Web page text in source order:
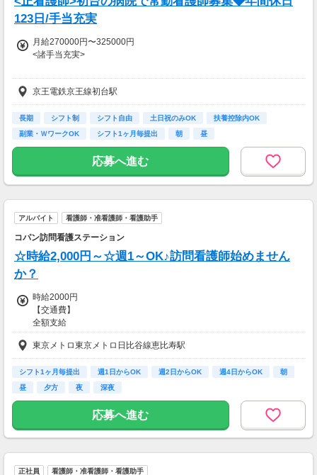
123日/手当充実
月給270000円〜325000円
<諸手当充実>
昇給：年1回
賞与：年2回／実績2.6ヶ月
夜勤手当 12,000円/回
住宅手当 15,000円(賃貸・世帯主に限る)
*夜勤のみを希望される方はご相談下さい。
月給：338,000円
内訳）基本給275,000円（本給137,500円+職務給137,500円）
年収：4,934,800円
＜正看護師・経験10年目の場合＞
月給：363,000円
内訳）基本給300,000円（本給150,000円+職務給150,000円）
＋夜勤手当48,000円＋住宅手当15,000円
年収：5,466,000円
【交通費】
京王電鉄京王線初台駅
長期 シフト制 シフト自由 土日祝のみOK
扶養控除内OK
副業・ＷワークOK
シフト1ヶ月毎提出 朝 昼
応募へ進む
アルバイト 看護師・准看護師・看護助手
コパン訪問看護ステーション
☆時給2,000円～☆週1～OK♪訪問看護師始めません
か？
時給2000円
【交通費】
全額支給
東京メトロ東京メトロ日比谷線恵比寿駅
シフト1ヶ月毎提出 週1日からOK 週2日からOK 週4日からOK
朝
昼
夕方 夜 深夜
応募へ進む
正社員 看護師・准看護師・看護助手